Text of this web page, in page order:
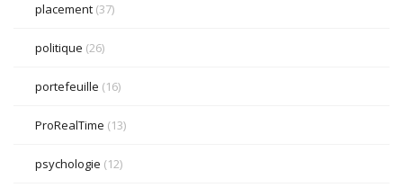
placement (37)
politique (26)
portefeuille (16)
ProRealTime (13)
psychologie (12)